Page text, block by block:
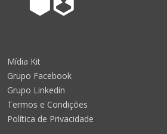
Mídia Kit
Grupo Facebook
Grupo Linkedin
Termos e Condições
Política de Privacidade